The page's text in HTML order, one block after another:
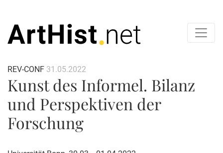
REV-CONF 31.05.2022
Kunst des Informel. Bilanz
und Perspektiven der
Forschung